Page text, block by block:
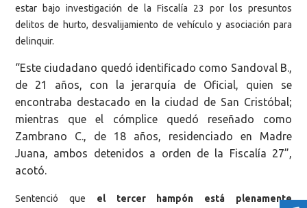
estar bajo investigación de la Fiscalía 23 por los presuntos
delitos de hurto, desvalijamiento de vehículo y asociación para
delinquir.
“Este ciudadano quedó identificado como Sandoval B.,
de 21 años, con la jerarquía de Oficial, quien se
encontraba destacado en la ciudad de San Cristóbal;
mientras que el cómplice quedó reseñado como
Zambrano C., de 18 años, residenciado en Madre
Juana, ambos detenidos a orden de la Fiscalía 27”,
acotó.
Sentenció que el tercer hampón está plenamente